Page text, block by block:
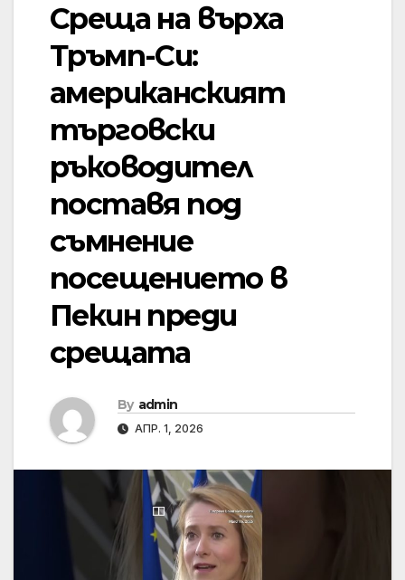
Среща на върха
Тръмп-Си:
американският
търговски
ръководител
поставя под
съмнение
посещението в
Пекин преди
срещата
By admin
АПР. 1, 2026